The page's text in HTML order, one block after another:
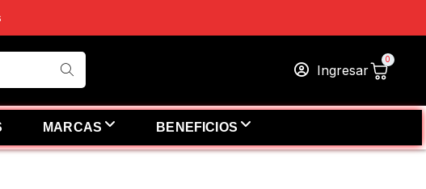
Ingresar
MARCAS BENEFICIOS